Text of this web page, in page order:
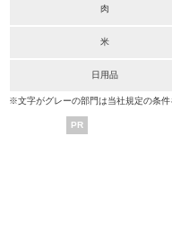
肉
米
日用品
※文字がグレーの部門は当社規定の条件
PR